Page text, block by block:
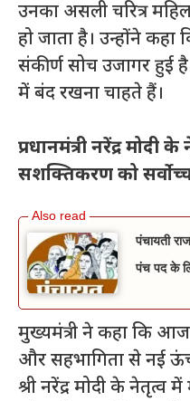
उनका असली चरित्र
हो जाता है। उन्होंने कहा
संकीर्ण सोच उजागर हुई
में बंद रखना चाहते हैं।
प्रधानमंत्री नरेंद्र
सशक्तिकरण को
पंचायती
पंच पद के
मुख्यमंत्री ने कहा कि
और सहभागिता से नई
श्री नरेंद्र मोदी के